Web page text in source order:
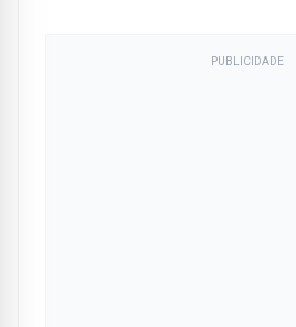
PUBLICIDADE